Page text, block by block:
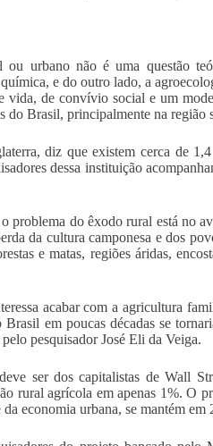
ou urbano não é uma questão
e do outro lado, a
vida, de convívio social e um
do Brasil, principalmente na região
diz que existem cerca de
dessa instituição
problema do êxodo rural está no
da cultura camponesa e dos
e matas, regiões áridas,
acabar com a agricultura
em poucas décadas se
pesquisador José Eli da Veiga.
ser dos capitalistas de Wall
rural agrícola em apenas 1%. O
economia urbana, se mantém em